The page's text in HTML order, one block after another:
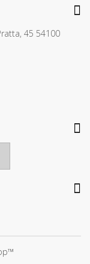
45 54100